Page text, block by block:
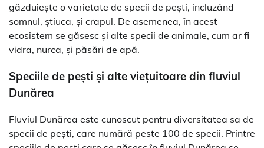
găzduiește o varietate de specii de pești, incluzând
somnul, știuca, și crapul. De asemenea, în acest
ecosistem se găsesc și alte specii de animale, cum ar fi
vidra, nurca, și păsări de apă.
Speciile de pești și alte viețuitoare din fluviul
Dunărea
Fluviul Dunărea este cunoscut pentru diversitatea sa de
specii de pești, care numără peste 100 de specii. Printre